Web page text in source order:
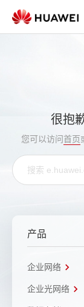
很抱
您可以访问首页
产品
企业网络
企业光网络